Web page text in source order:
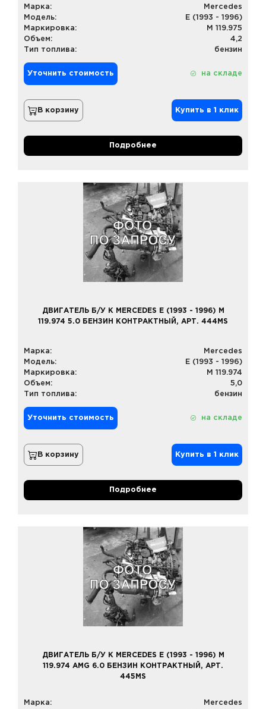
Марка:
Mercedes
Модель:
E (1993 - 1996)
Маркировка:
M 119.975
Объем:
4,2
Тип топлива:
бензин
Уточнить стоимость на складе
В корзину Купить в 1 клик
Подробнее
ДВИГАТЕЛЬ Б/У К MERCEDES E (1993 - 1996) M
119.974 5.0 БЕНЗИН КОНТРАКТНЫЙ, АРТ. 444MS
Марка:
Mercedes
Модель:
E (1993 - 1996)
Маркировка:
M 119.974
Объем:
5,0
Тип топлива:
бензин
Уточнить стоимость на складе
В корзину Купить в 1 клик
Подробнее
ДВИГАТЕЛЬ Б/У К MERCEDES E (1993 - 1996) M
119.974 AMG 6.0 БЕНЗИН КОНТРАКТНЫЙ, АРТ.
445MS
Марка:
Mercedes